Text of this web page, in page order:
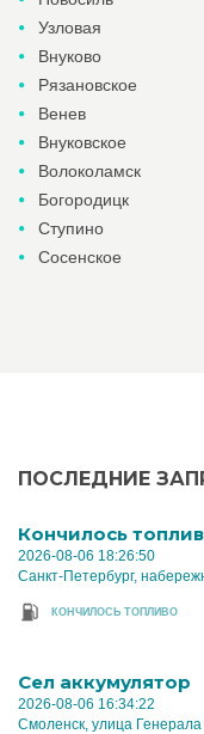
Узловая
Внуково
Рязановское
Венев
Внуковское
Волоколамск
Богородицк
Ступино
Сосенское
ПОСЛЕДНИЕ
Кончилось
2026-08-06 18:26:50
Санкт-Петербург,
КОНЧИЛОСЬ ТОПЛИВО
Cел аккумулятор
2026-08-06 16:34:22
Смоленск, улица Генерала